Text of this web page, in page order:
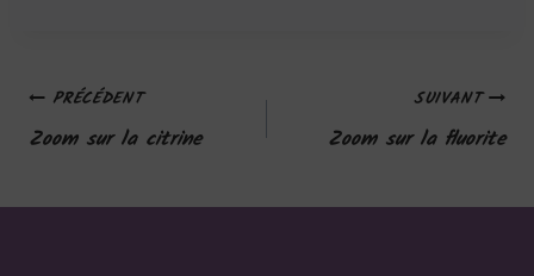
PRÉCÉDENT
Zoom sur la citrine
SUIVANT
Zoom sur la fluorite